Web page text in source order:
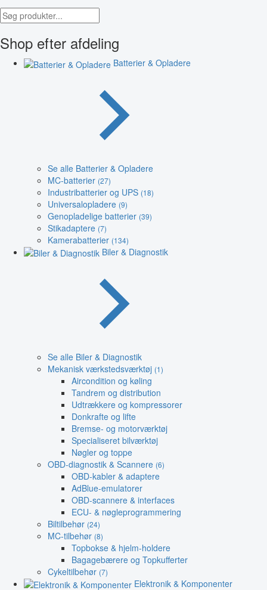
Shop efter afdeling
Batterier & Opladere
Se alle Batterier & Opladere
MC-batterier (27)
Industribatterier og UPS (18)
Universalopladere (9)
Genopladelige batterier (39)
Stikadaptere (7)
Kamerabatterier (134)
Biler & Diagnostik
Se alle Biler & Diagnostik
Mekanisk værkstedsværktøj (1)
Aircondition og køling
Tandrem og distribution
Udtrækkere og kompressorer
Donkrafte og lifte
Bremse- og motorværktøj
Specialiseret bilværktøj
Nøgler og toppe
OBD-diagnostik & Scannere (6)
OBD-kabler & adaptere
AdBlue-emulatorer
OBD-scannere & interfaces
ECU- & nøgleprogrammering
Biltilbehør (24)
MC-tilbehør (8)
Topbokse & hjelm-holdere
Bagagebærere og Topkufferter
Cykeltilbehør (7)
Elektronik & Komponenter